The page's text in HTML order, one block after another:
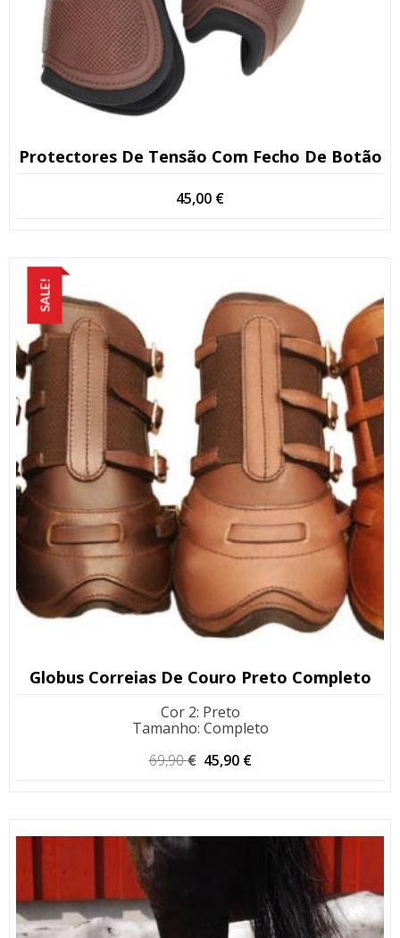
Protectores De Tensão Com Fecho De Botão
45,00 €
SALE!
Globus Correias De Couro Preto Completo
Cor 2: Preto
Tamanho: Completo
69,90€ O
45,90 €
45,90 €.